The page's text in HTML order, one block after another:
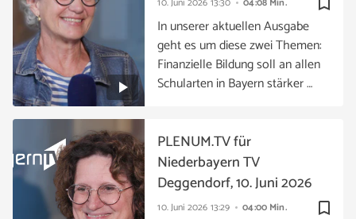
In unserer aktuellen Ausgabe
geht es um diese zwei Themen:
Finanzielle Bildung soll an allen
Schularten in Bayern stärker …
bookmark_border
10. Juni 2026 13:29 04:00 Min.
PLENUM.TV für
Niederbayern TV
Deggendorf, 10. Juni 2026